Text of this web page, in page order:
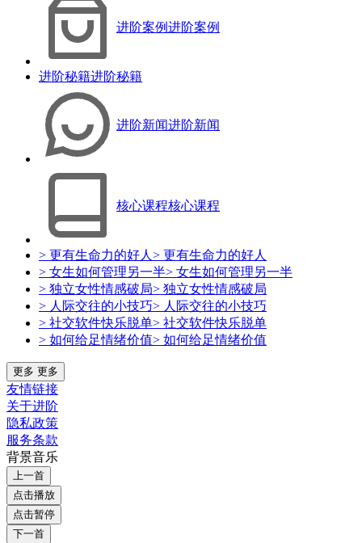
进阶案例进阶案例
进阶秘籍进阶秘籍
进阶新闻进阶新闻
核心课程核心课程
> 更有生命力的好人 > 更有生命力的好人
> 女生如何管理另一半> 女生如何管理另一半
> 独立女性情感破局> 独立女性情感破局
> 人际交往的小技巧> 人际交往的小技巧
> 社交软件快乐脱单> 社交软件快乐脱单
> 如何给足情绪价值> 如何给足情绪价值
更多 更多
友情链接
关于进阶
隐私政策
服务条款
背景音乐
上一首
点击播放
点击暂停
下一首